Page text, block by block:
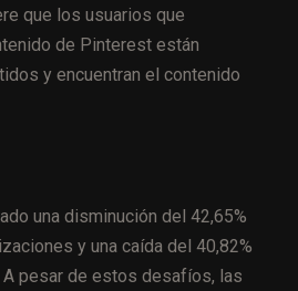
que los usuarios que
de Pinterest están
y encuentran el contenido
una disminución del 42,65%
y una caída del 40,82%
pesar de estos desafíos, las